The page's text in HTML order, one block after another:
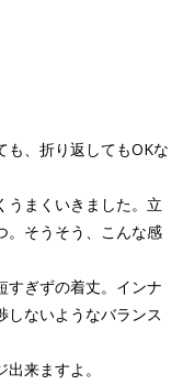
も、折り返してもOKな
うまくいきました。立
。そうそう、こんな感
すぎずの着丈。インナ
しないようなバランス
来ますよ。